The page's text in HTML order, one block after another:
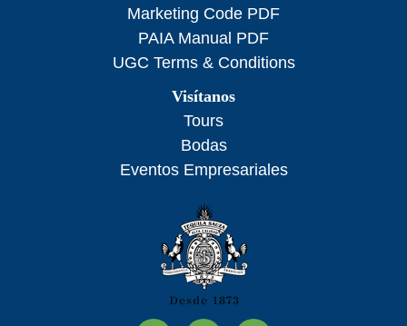
Marketing Code PDF
PAIA Manual PDF
UGC Terms & Conditions
Visítanos
Tours
Bodas
Eventos Empresariales